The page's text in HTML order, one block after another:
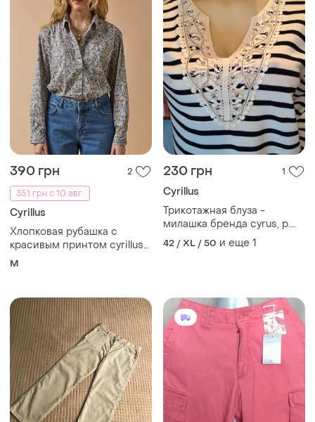
390 грн
2
351 грн с 10 авг.
Cyrillus
Хлопковая рубашка с
красивым принтом cyrillus
paris бохо этно
M
230 грн 1
Cyrillus
Трикотажная блуза -
милашка бренда cyrus, р.
50-52
42 / XL / 50 и еще 1